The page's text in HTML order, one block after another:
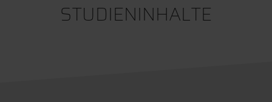
STUDIENINHALTE